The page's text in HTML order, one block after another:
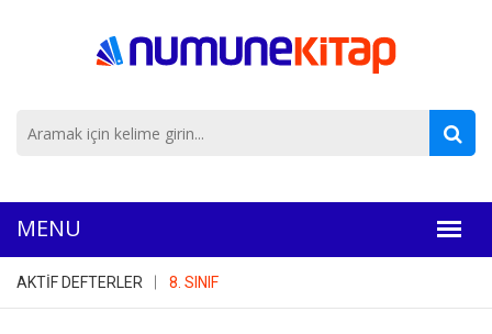
AKTİF DEFTERLER 8. SINIF